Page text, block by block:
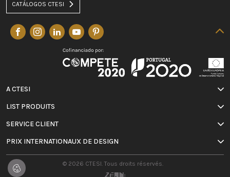
CATÁLOGOS CTESI
A CTESI
LIST PRODUITS
SERVICE CLIENT
PRIX INTERNATIONAUX DE DESIGN
© 2026 CTESI. Tous droits réservés.